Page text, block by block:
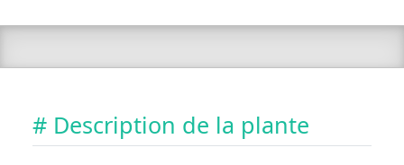
# Description de la plante